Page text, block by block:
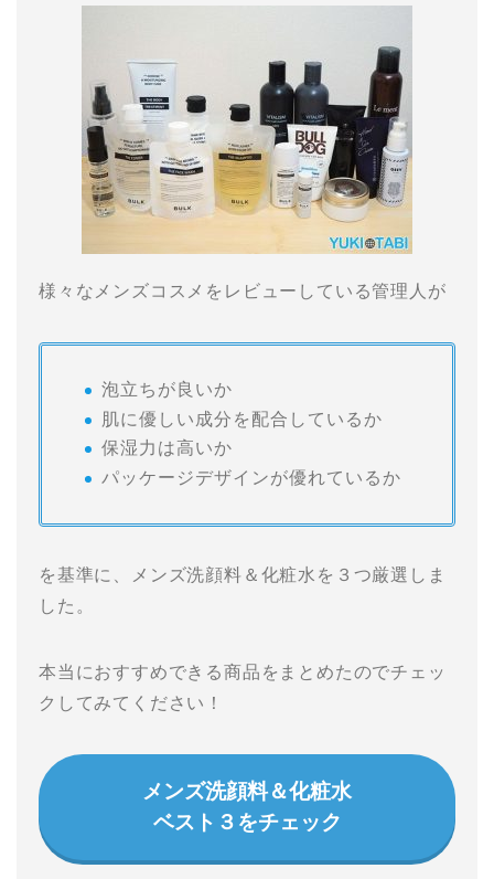
様々なメンズコスメをレビューしている管理人が
泡立ちが良いか
肌に優しい成分を配合しているか
保湿力は高いか
パッケージデザインが優れているか
を基準に、メンズ洗顔料＆化粧水を３つ厳選しま
した。
本当におすすめできる商品をまとめたのでチェッ
クしてみてください！
メンズ洗顔料＆化粧水
ベスト３をチェック